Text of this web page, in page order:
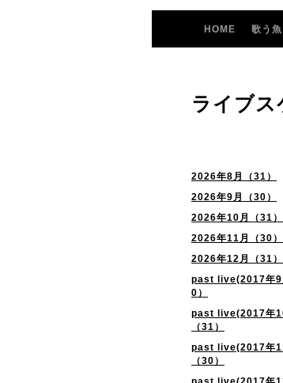
HOME 歌う魚
2026年8月（31）
2026年9月（30）
2026年10月（31）
2026年11月（30）
2026年12月（31）
past live(2017年9
0）
past live(2017年
（31）
past live(2017年
（30）
ライブス